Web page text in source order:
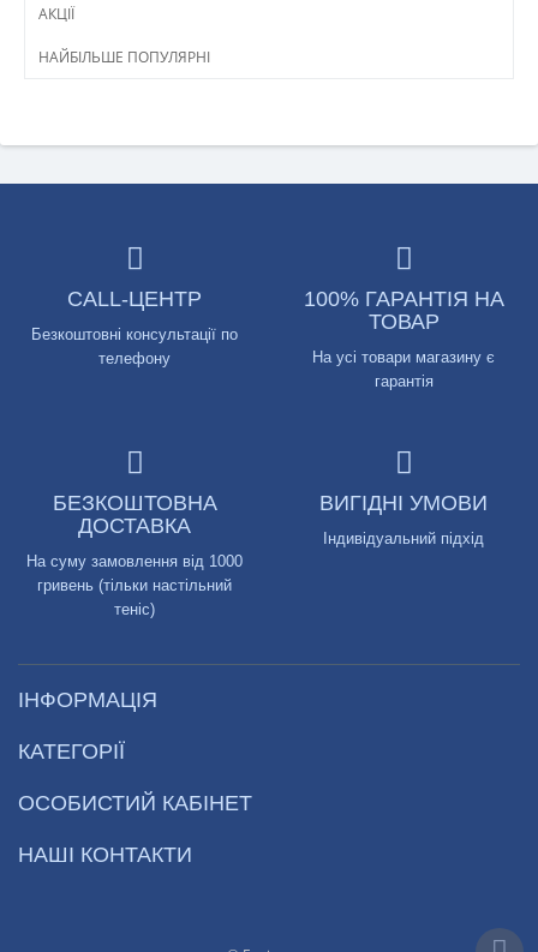
АКЦІЇ
НАЙБІЛЬШЕ ПОПУЛЯРНІ
CALL-ЦЕНТР
Безкоштовні консультації по
телефону
100% ГАРАНТІЯ НА
ТОВАР
На усі товари магазину є
гарантія
БЕЗКОШТОВНА
ДОСТАВКА
На суму замовлення від 1000
гривень (тільки настільний
теніс)
ВИГІДНІ УМОВИ
Індивідуальний підхід
ІНФОРМАЦІЯ
КАТЕГОРІЇ
ОСОБИСТИЙ КАБІНЕТ
НАШІ КОНТАКТИ